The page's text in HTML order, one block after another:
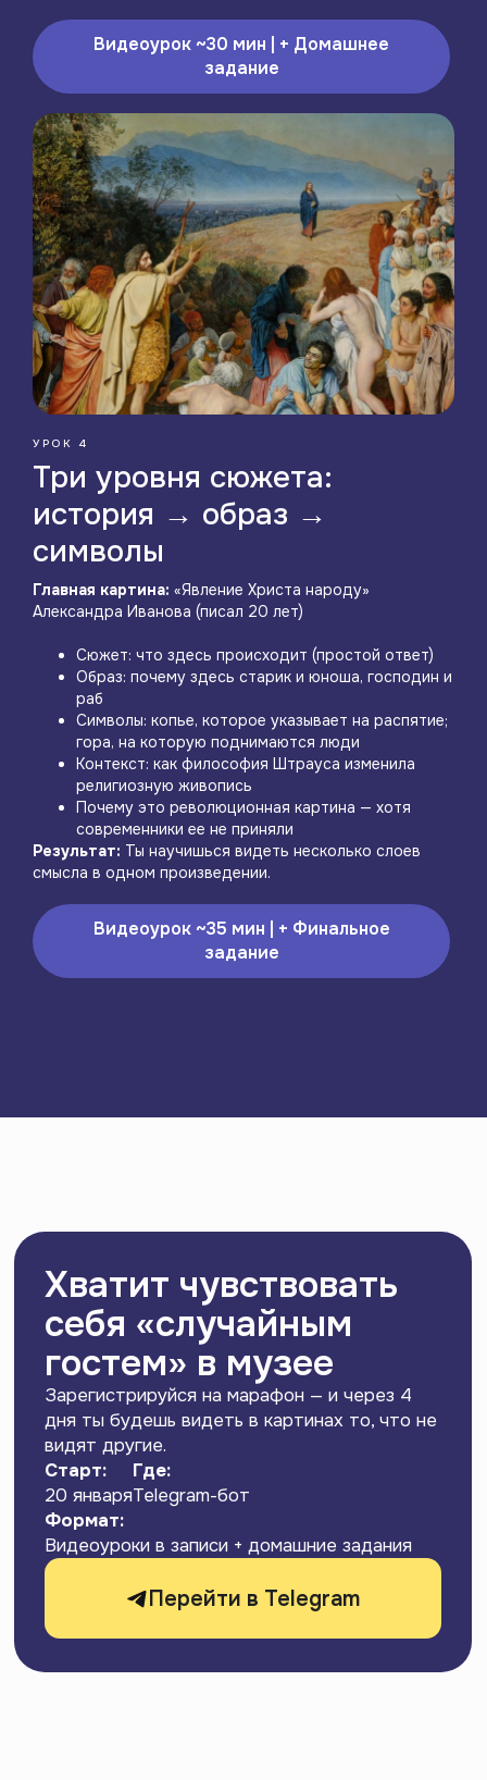
Видеоурок ~30 мин | + Домашнее
задание
УРОК 4
Три уровня сюжета:
история → образ →
символы
Главная картина: «Явление Христа народу»
Александра Иванова (писал 20 лет)
Сюжет: что здесь происходит (простой ответ)
Образ: почему здесь старик и юноша, господин и
раб
Символы: копье, которое указывает на распятие;
гора, на которую поднимаются люди
Контекст: как философия Штрауса изменила
религиозную живопись
Почему это революционная картина — хотя
современники ее не приняли
Результат: Ты научишься видеть несколько слоев
смысла в одном произведении.
Видеоурок ~35 мин | + Финальное
задание